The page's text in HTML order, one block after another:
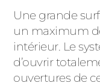
Une grande
un maximum
intérieur. Le
d’ouvrir
ouvertures de